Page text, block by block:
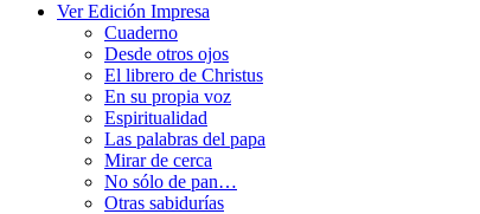
Ver Edición Impresa
Cuaderno
Desde otros ojos
El librero de Christus
En su propia voz
Espiritualidad
Las palabras del papa
Mirar de cerca
No sólo de pan…
Otras sabidurías